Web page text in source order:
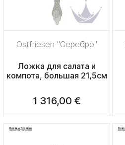
Ostfriesen "Серебро"
Ложка для салата и
компота, большая 21,5см
1 316,00 €